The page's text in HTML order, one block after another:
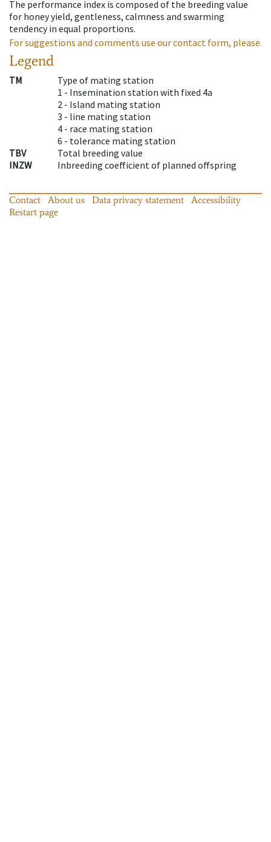
The performance index is composed of the breeding value
for honey yield, gentleness, calmness and swarming
tendency in equal proportions.
For suggestions and comments use our contact form, please.
Legend
TM
Type of mating station
1 - Insemination station with fixed 4a
2 - Island mating station
3 - line mating station
4 - race mating station
6 - tolerance mating station
TBV
Total breeding value
INZW
Inbreeding coefficient of planned offspring
Contact About us Data privacy statement
Accessibility
Restart page